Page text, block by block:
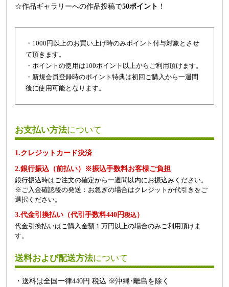
☆作品ギャラリーへの作品投稿で50ポイント ！
・1000円以上のお買い上げ時のみポイント付与対象とさせ
て頂きます。
・ポイントの使用は100ポイント以上からご利用頂けます。
・新規会員登録時のポイント特典は初回ご購入から一週間
後に使用可能となります。
お支払い方法について
1.クレジットカード決済
2.銀行振込（前払い）※振込手数料お客様ご負担
銀行振込時はご注文の確定から一週間以内にお振込みください。
※ご入金確認後の発送：お急ぎの場合はクレジットか代引きをご
選択ください。
3.代金引換払い（代引手数料440円税込）
代金引換払いはご購入金額１万円以上の場合のみご利用頂けま
す。
送料および配送方法について
・送料は全国一律440円 税込 ※沖縄･離島を除く